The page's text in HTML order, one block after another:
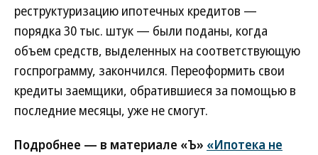
реструктуризацию ипотечных кредитов —
порядка 30 тыс. штук — были поданы, когда
объем средств, выделенных на соответствующую
госпрограмму, закончился. Переоформить свои
кредиты заемщики, обратившиеся за помощью в
последние месяцы, уже не смогут.
Подробнее — в материале «Ъ» «Ипотека не